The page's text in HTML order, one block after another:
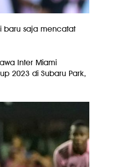
baru saja mencatat
Inter Miami
2023 di Subaru Park,